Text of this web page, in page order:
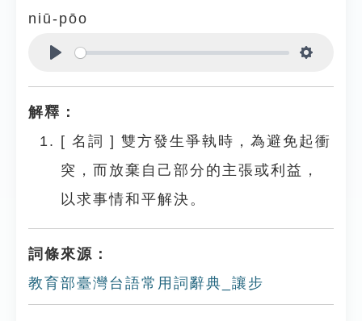
niū-pōo
解釋：
[ 名詞 ] 雙方發生爭執時，為避免起衝
突，而放棄自己部分的主張或利益，
以求事情和平解決。
詞條來源：
教育部臺灣台語常用詞辭典_讓步